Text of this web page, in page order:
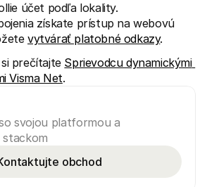
účet podľa lokality.
získate prístup na webovú
vytvárať platobné odkazy.
prečítajte Sprievodcu dynamickými
Visma Net.
svojou platformou a
obchod